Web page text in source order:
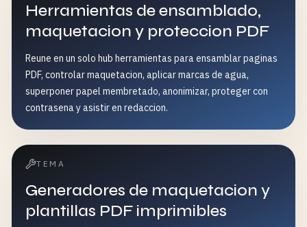
Herramientas de ensamblado,
maquetacion y proteccion PDF
Reune en un solo hub herramientas para ensamblar paginas
PDF, controlar maquetacion, aplicar marcas de agua,
superponer papel membretado, anonimizar, proteger con
contrasena y asistir en redaccion.
TEMA
Generadores de maquetacion y
plantillas PDF imprimibles